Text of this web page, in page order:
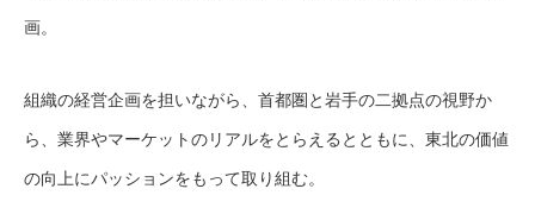
画。
組織の経営企画を担いながら、首都圏と岩手の二拠点の視野か
ら、業界やマーケットのリアルをとらえるとともに、東北の価値
の向上にパッションをもって取り組む。